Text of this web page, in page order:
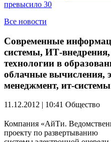
превысило 30
Все новости
Современные
системы, ИТ-
технологии в
облачные вычисления,
менеджмент, ит-
11.12.2012 | 10:41 Общество
Компания «АйТи.
проекту по развертыванию